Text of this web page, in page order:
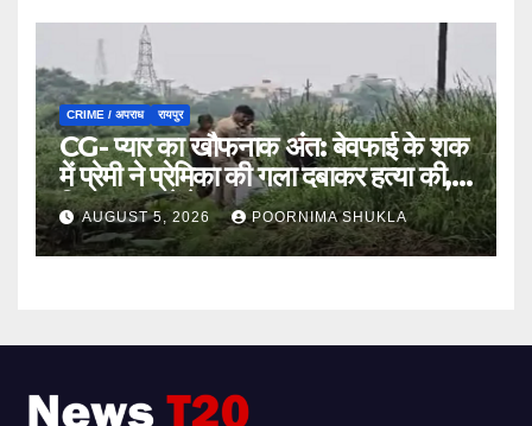
CRIME / अपराध रायपुर
CG- प्यार का खौफनाक अंत: बेवफाई के शक
में प्रेमी ने प्रेमिका की गला दबाकर हत्या की,
फिर तालाब में फेंका शव…
AUGUST 5, 2026 POORNIMA SHUKLA